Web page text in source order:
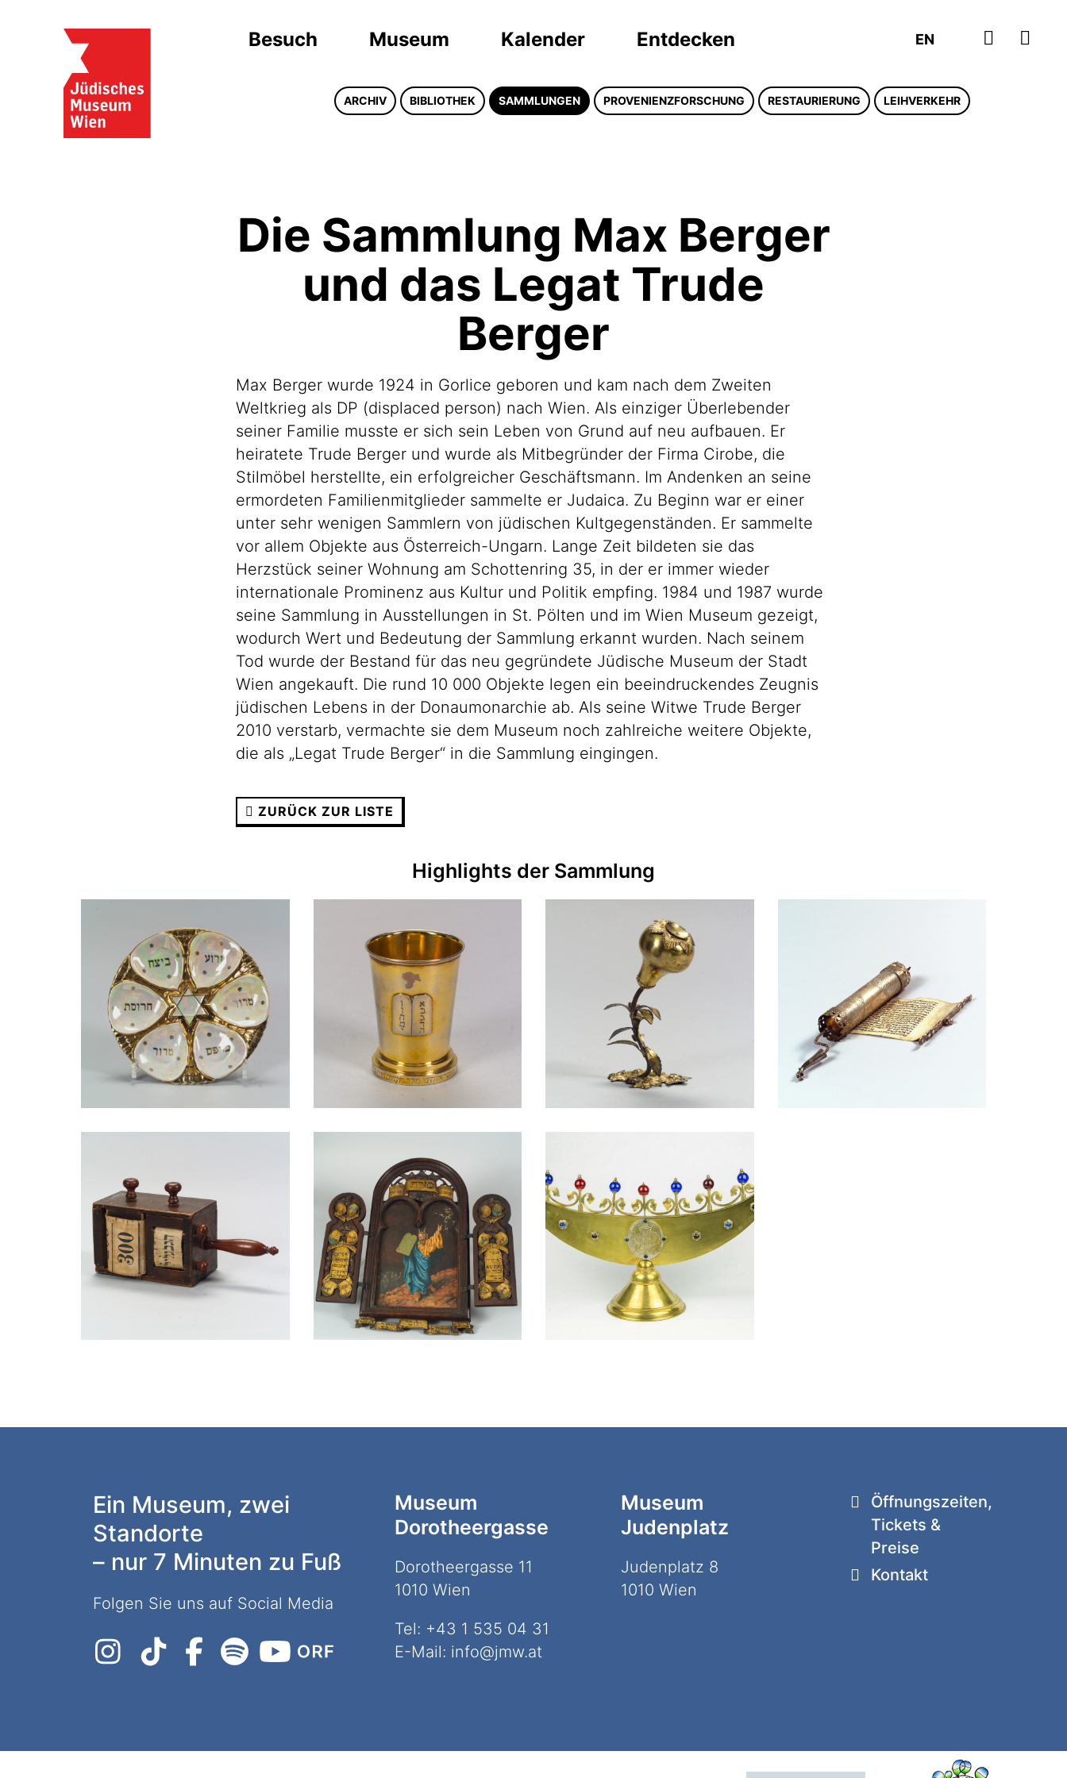
EN ZUM
Besuch Museum Kalender Entdecken
ARCHIV BIBLIOTHEK SAMMLUNGEN PROVENIENZFORSCHUNG RESTAURIERUNG LEIHVERKEHR
Die Sammlung Max Berger
und das Legat Trude
Berger
Max Berger wurde 1924 in Gorlice geboren und kam nach dem Zweiten
Weltkrieg als DP (displaced person) nach Wien. Als einziger Überlebender
seiner Familie musste er sich sein Leben von Grund auf neu aufbauen. Er
heiratete Trude Berger und wurde als Mitbegründer der Firma Cirobe, die
Stilmöbel herstellte, ein erfolgreicher Geschäftsmann. Im Andenken an seine
ermordeten Familienmitglieder sammelte er Judaica. Zu Beginn war er einer
unter sehr wenigen Sammlern von jüdischen Kultgegenständen. Er sammelte
vor allem Objekte aus Österreich-Ungarn. Lange Zeit bildeten sie das
Herzstück seiner Wohnung am Schottenring 35, in der er immer wieder
internationale Prominenz aus Kultur und Politik empfing. 1984 und 1987 wurde
seine Sammlung in Ausstellungen in St. Pölten und im Wien Museum gezeigt,
wodurch Wert und Bedeutung der Sammlung erkannt wurden. Nach seinem
Tod wurde der Bestand für das neu gegründete Jüdische Museum der Stadt
Wien angekauft. Die rund 10 000 Objekte legen ein beeindruckendes Zeugnis
jüdischen Lebens in der Donaumonarchie ab. Als seine Witwe Trude Berger
2010 verstarb, vermachte sie dem Museum noch zahlreiche weitere Objekte,
die als „Legat Trude Berger“ in die Sammlung eingingen.
ZURÜCK ZUR LISTE
Highlights der Sammlung
Ein Museum, zwei
Standorte
– nur 7 Minuten zu Fuß
Folgen Sie uns auf Social Media
Museum
Dorotheergasse
Dorotheergasse 11
1010 Wien
Tel: +43 1 535 04 31
E-Mail: info@jmw.at
Museum
Judenplatz
Judenplatz 8
1010 Wien
Öffnungszeiten,
Tickets &
Preise
Kontakt